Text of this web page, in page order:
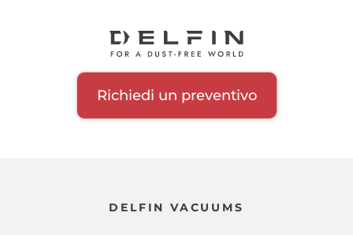
Richiedi un preventivo
DELFIN VACUUMS